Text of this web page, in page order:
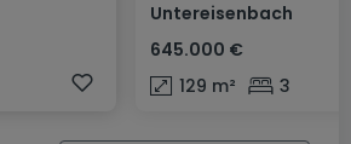
Untereisenbach
645.000 €
129 m² 3